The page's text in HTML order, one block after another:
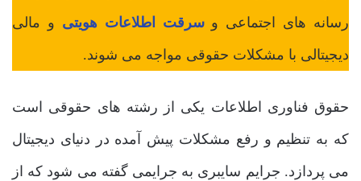
رسانه های اجتماعی وسرقت اطلاعات هویتی و مالی
دیجیتالی با مشکلات حقوقی مواجه می شوند.
حقوق فناوری اطلاعات یکی از رشته های حقوقی است
که به تنظیم و رفع مشکلات پیش آمده در دنیای دیجیتال
می پردازد. جرایم سایبری به جرایمی گفته می شود که از